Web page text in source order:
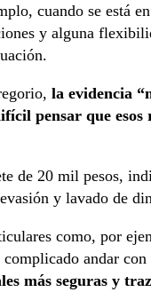
cuando se está
y alguna
la evidencia
pensar que
de 20 mil pesos,
y lavado de
como, por
andar
más seguras y